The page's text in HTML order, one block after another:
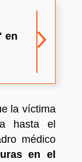
en
la víctima
hasta el
médico
en el